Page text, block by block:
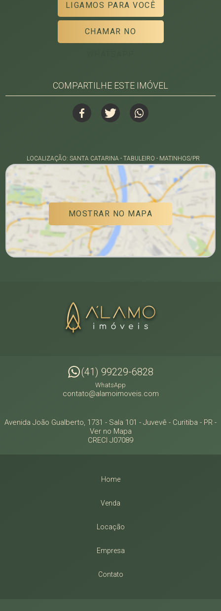
LIGAMOS PARA VOCÊ
CHAMAR NO
COMPARTILHE ESTE IMÓVEL
LOCALIZAÇÃO: SANTA CATARINA - TABULEIRO - MATINHOS/PR
MOSTRAR NO MAPA
(41) 99229-6828
WhatsApp
contato@alamoimoveis.com
Avenida João Gualberto, 1731 - Sala 101 - Juvevê - Curitiba - PR -
Ver no Mapa
CRECI J07089
Home
Venda
Locação
Empresa
Contato